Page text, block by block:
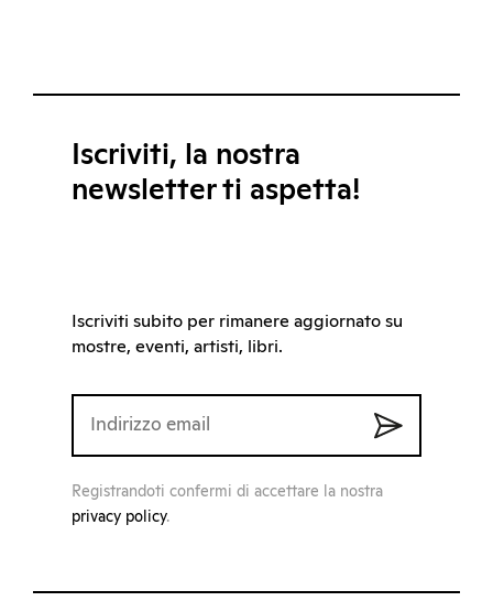
Iscriviti, la nostra
newsletter ti aspetta!
Iscriviti subito per rimanere aggiornato su
mostre, eventi, artisti, libri.
Registrandoti confermi di accettare la nostra
privacy policy.